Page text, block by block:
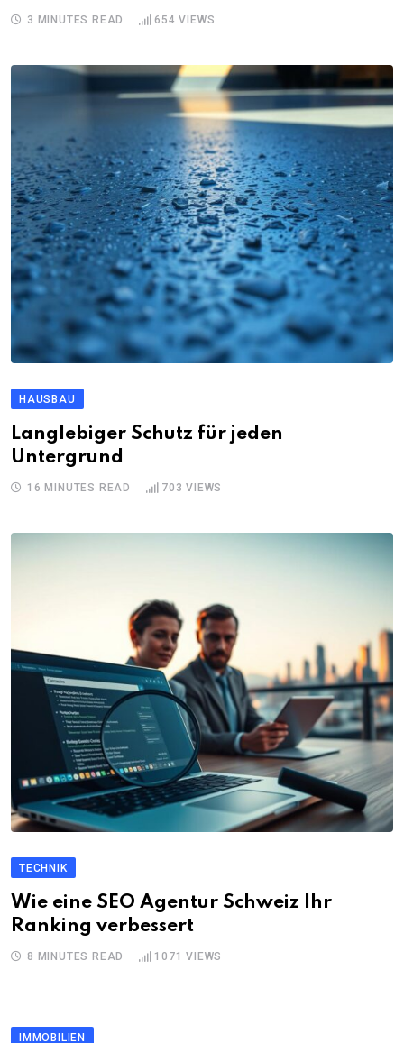
3 MINUTES READ 654 VIEWS
HAUSBAU
Langlebiger Schutz für jeden
Untergrund
16 MINUTES READ 703 VIEWS
TECHNIK
Wie eine SEO Agentur Schweiz Ihr
Ranking verbessert
8 MINUTES READ 1071 VIEWS
IMMOBILIEN